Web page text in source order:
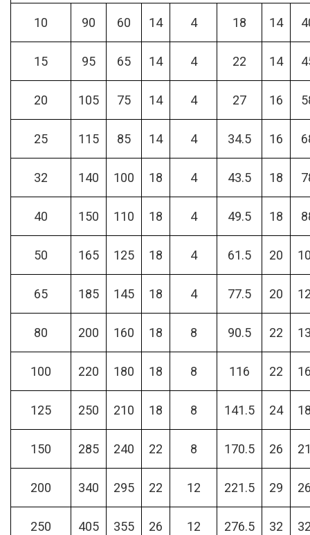
10 90 60 14 4 18 14
15 95 65 14 4 22 14
20 105 75 14 4 27 16
25 115 85 14 4 34.5 16
32 140 100 18 4 43.5 18
40 150 110 18 4 49.5 18
50 165 125 18 4 61.5 20
65 185 145 18 4 77.5 20
80 200 160 18 8 90.5 22
100 220 180 18 8 116 22
125 250 210 18 8 141.5 24
150 285 240 22 8 170.5 26
200 340 295 22 12 221.5 29
250 405 355 26 12 276.5 32